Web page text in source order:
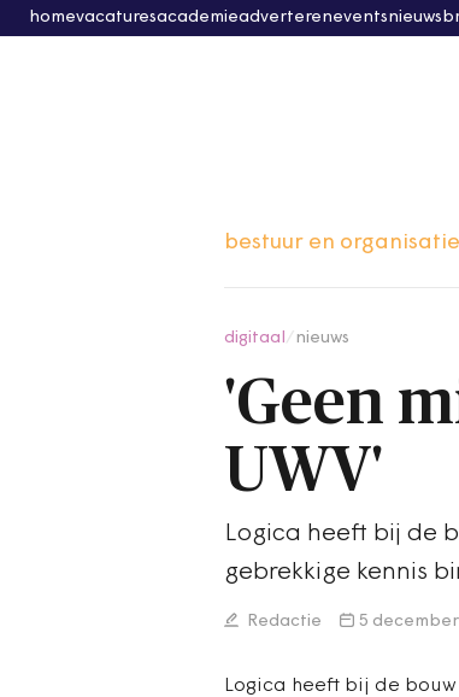
homevacaturesacademieadverterenevents
bestuur en organisatie
digitaal nieuws
'Geen
UWV'
Logica heeft bij de
gebrekkige kennis
Redactie 5 december
Logica heeft bij de